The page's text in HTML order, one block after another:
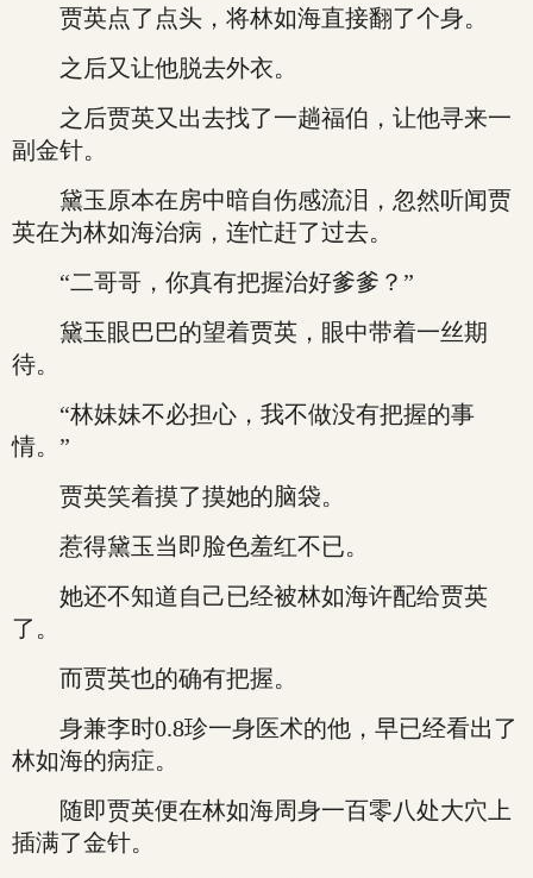
贾英点了点头，将林如海直接翻了个身。
之后又让他脱去外衣。
之后贾英又出去找了一趟福伯，让他寻来一
副金针。
黛玉原本在房中暗自伤感流泪，忽然听闻贾
英在为林如海治病，连忙赶了过去。
“二哥哥，你真有把握治好爹爹？”
黛玉眼巴巴的望着贾英，眼中带着一丝期
待。
“林妹妹不必担心，我不做没有把握的事
情。”
贾英笑着摸了摸她的脑袋。
惹得黛玉当即脸色羞红不已。
她还不知道自己已经被林如海许配给贾英
了。
而贾英也的确有把握。
身兼李时0.8珍一身医术的他，早已经看出了
林如海的病症。
随即贾英便在林如海周身一百零八处大穴上
插满了金针。